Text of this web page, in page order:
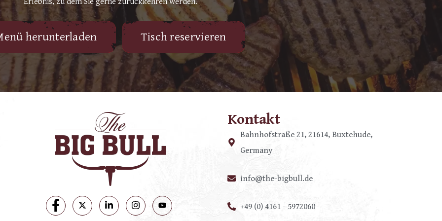
herunterladen Tisch reservieren
Kontakt
Bahnhofstraße 21, 21614, Buxtehude,
Germany
info@the-bigbull.de
+49 (0) 4161 - 5972060